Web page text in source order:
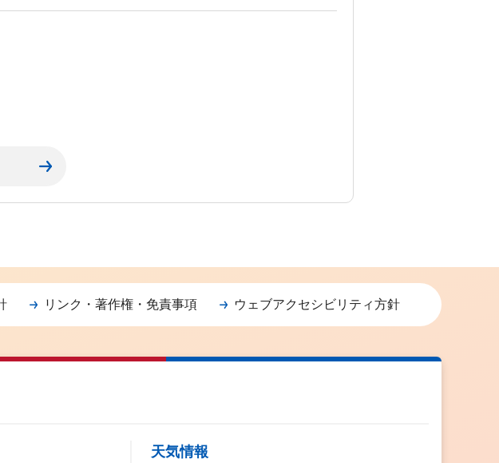
リンク・著作権・免責事項 ウェブアクセシビリティ方針
天気情報